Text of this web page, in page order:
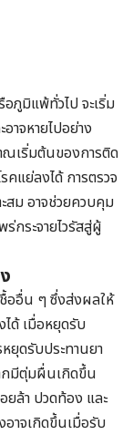
ภูมิแพ้ทั่วไป จะเริ่ม
าจหายไปอย่าง
ณเริ่มต้นของการติด
คแย่ลงได้ การตรวจ
สม อาจช่วยควบคุม
กระจายไวรัสสู่ผู้
ชื้ออื่น ๆ ซึ่งส่งผลให้
ด้ เมื่อหยุดรับ
ยุดรับประทานยา
มีตุ่มผื่นเกิดขึ้น
ยล้า ปวดท้อง และ
าจเกิดขึ้นเมื่อรับ